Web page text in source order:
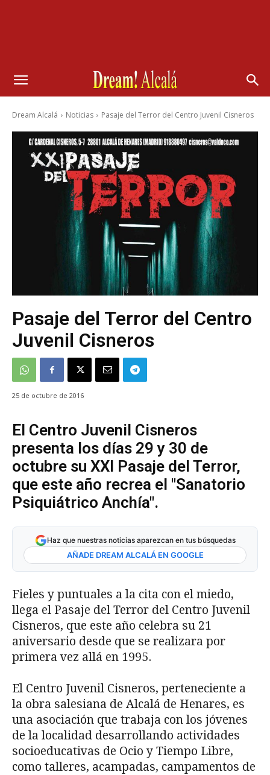
Dream Alcalá Noticias Pasaje del Terror del Centro Juvenil Cisneros
Pasaje del Terror del Centro
Juvenil Cisneros
25 de octubre de 2016
El Centro Juvenil Cisneros
presenta los días 29 y 30 de
octubre su XXI Pasaje del Terror,
que este año recrea el "Sanatorio
Psiquiátrico Anchía".
Haz que nuestras noticias aparezcan en tus búsquedas
AÑADE DREAM ALCALÁ EN GOOGLE
Fieles y puntuales a la cita con el miedo,
llega el Pasaje del Terror del Centro Juvenil
Cisneros, que este año celebra su 21
aniversario desde que se realizara por
primera vez allá en 1995.
El Centro Juvenil Cisneros, perteneciente a
la obra salesiana de Alcalá de Henares, es
una asociación que trabaja con los jóvenes
de la localidad desarrollando actividades
socioeducativas de Ocio y Tiempo Libre,
como talleres, acampadas, campamentos de